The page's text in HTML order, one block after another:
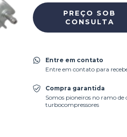
Entre em contato
Entre em contato para
Compra garantida
Somos pioneiros no ramo de
turbocompressores